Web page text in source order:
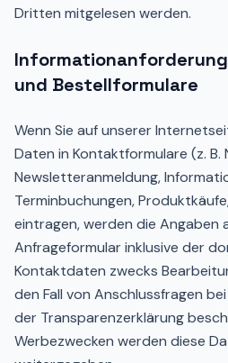
Dritten mitgelesen werden.
und Bestellformulare
Wenn Sie auf unserer
Daten in Kontaktformulare (z.
Newsletteranmeldung,
Terminbuchungen,
eintragen, werden die Angaben
Anfrageformular inklusive der
Kontaktdaten zwecks
den Fall von Anschlussfragen
der Transparenzerklärung
Werbezwecken werden diese